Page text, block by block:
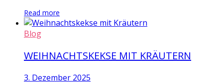
Read more
Blog
WEIHNACHTSKEKSE MIT KRÄUTERN
3. Dezember 2025